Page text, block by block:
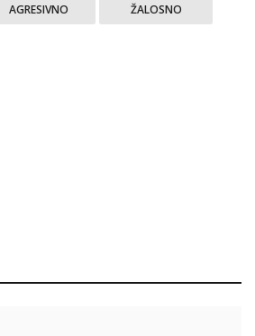
AGRESIVNO ŽALOSNO